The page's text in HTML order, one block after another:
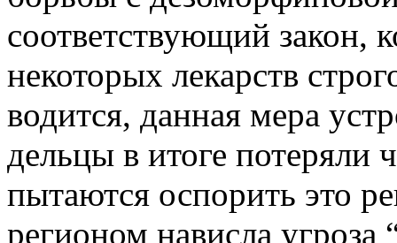
соответствующий закон,
некоторых лекарств
водится, данная мера
дельцы в итоге потеряли
пытаются оспорить это
регионом нависла